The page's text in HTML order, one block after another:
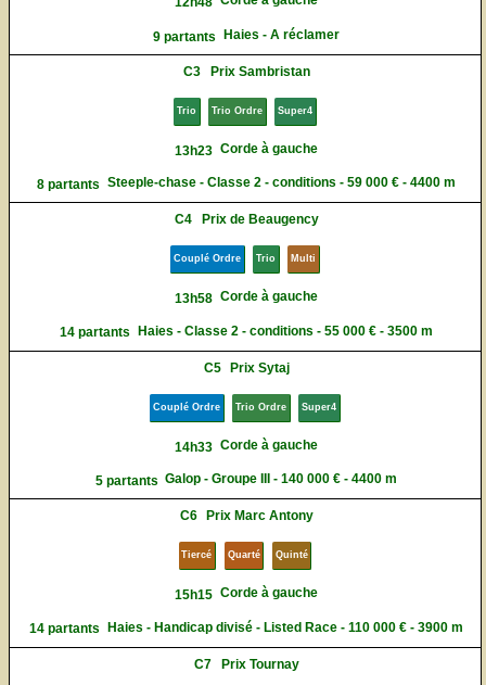
9 partants Haies - A réclamer
C3 Prix Sambristan
Trio Trio Ordre Super4
13h23 Corde à gauche
8 partants Steeple-chase - Classe 2 - conditions - 59 000 € - 4400 m
C4 Prix de Beaugency
Couplé Ordre Trio Multi
13h58 Corde à gauche
14 partants Haies - Classe 2 - conditions - 55 000 € - 3500 m
C5 Prix Sytaj
Couplé Ordre Trio Ordre Super4
14h33 Corde à gauche
5 partants Galop - Groupe III - 140 000 € - 4400 m
C6 Prix Marc Antony
Tiercé Quarté Quinté
15h15 Corde à gauche
14 partants Haies - Handicap divisé - Listed Race - 110 000 € - 3900 m
C7 Prix Tournay